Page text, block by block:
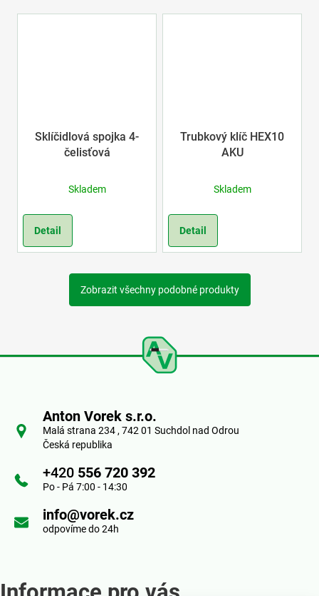
Sklíčidlová spojka 4-
čelisťová
Skladem
Detail
Trubkový klíč HEX10
AKU
Skladem
Detail
Zobrazit všechny podobné produkty
Anton Vorek s.r.o.
Malá strana 234 , 742 01 Suchdol nad Odrou
Česká republika
+420 556 720 392
Po - Pá 7:00 - 14:30
info@vorek.cz
odpovíme do 24h